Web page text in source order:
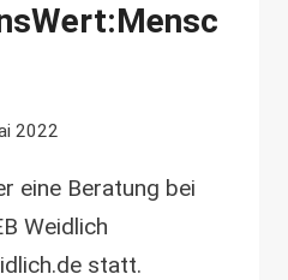
2022
eine Beratung bei
Weidlich
statt.